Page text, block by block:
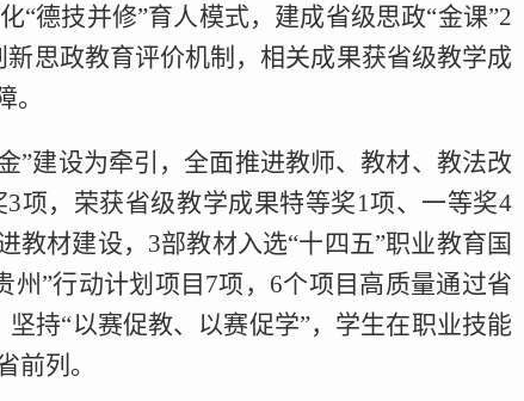
德技并修”育人模式，建成省级思政“金课”2
思政教育评价机制，相关成果获省级教学成
”建设为牵引，全面推进教师、教材、教法改
项，荣获省级教学成果特等奖1项、一等奖4
教材建设，3部教材入选“十四五”职业教育国
”行动计划项目7项，6个项目高质量通过省
持“以赛促教、以赛促学”，学生在职业技能
前列。